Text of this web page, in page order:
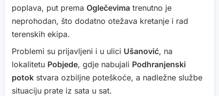
poplava, put prema Oglečevima trenutno je
neprohodan, što dodatno otežava kretanje i rad
terenskih ekipa.
Problemi su prijavljeni i u ulici Ušanović, na
lokalitetu Pobjede, gdje nabujali Podhranjenski
potok stvara ozbiljne poteškoće, a nadležne službe
situaciju prate iz sata u sat.